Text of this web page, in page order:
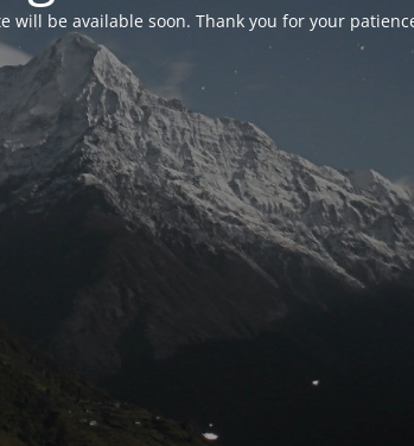
will be available soon. Thank you for your